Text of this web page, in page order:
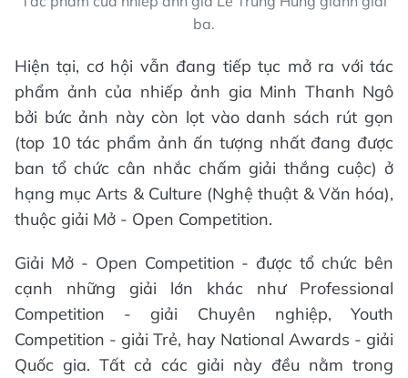
ba.
Hiện tại, cơ hội vẫn đang tiếp tục mở ra với tác
phẩm ảnh của nhiếp ảnh gia Minh Thanh Ngô
bởi bức ảnh này còn lọt vào danh sách rút gọn
(top 10 tác phẩm ảnh ấn tượng nhất đang được
ban tổ chức cân nhắc chấm giải thắng cuộc) ở
hạng mục Arts & Culture (Nghệ thuật & Văn hóa),
thuộc giải Mở - Open Competition.
Giải Mở - Open Competition - được tổ chức bên
cạnh những giải lớn khác như Professional
Competition - giải Chuyên nghiệp, Youth
Competition - giải Trẻ, hay National Awards - giải
Quốc gia. Tất cả các giải này đều nằm trong